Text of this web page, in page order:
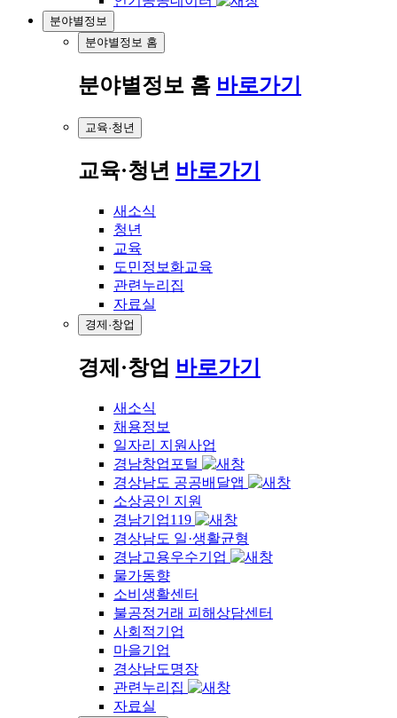
분야별정보
분야별정보 홈
분야별정보 홈 바로가기
교육·청년
교육·청년 바로가기
새소식
청년
교육
도민정보화교육
관련누리집
자료실
경제·창업
경제·창업 바로가기
새소식
채용정보
일자리 지원사업
경남창업포털
경상남도 공공배달앱
소상공인 지원
경남기업119
경상남도 일·생활균형
경남고용우수기업
물가동향
소비생활센터
불공정거래 피해상담센터
사회적기업
마을기업
경상남도명장
관련누리집
자료실